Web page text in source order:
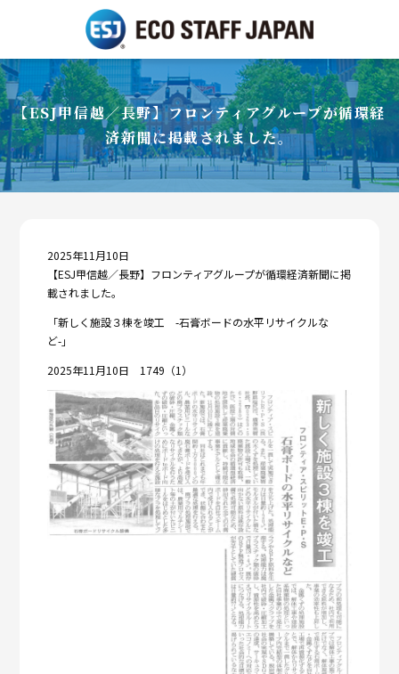
【ESJ甲信越／長野】フロンティアグループが循環経
済新聞に掲載されました。
2025年11月10日
【ESJ甲信越／長野】フロンティアグループが循環経済新聞に掲
載されました。
「新しく施設３棟を竣工 -石膏ボードの水平リサイクルな
ど-」
2025年11月10日 1749（1）